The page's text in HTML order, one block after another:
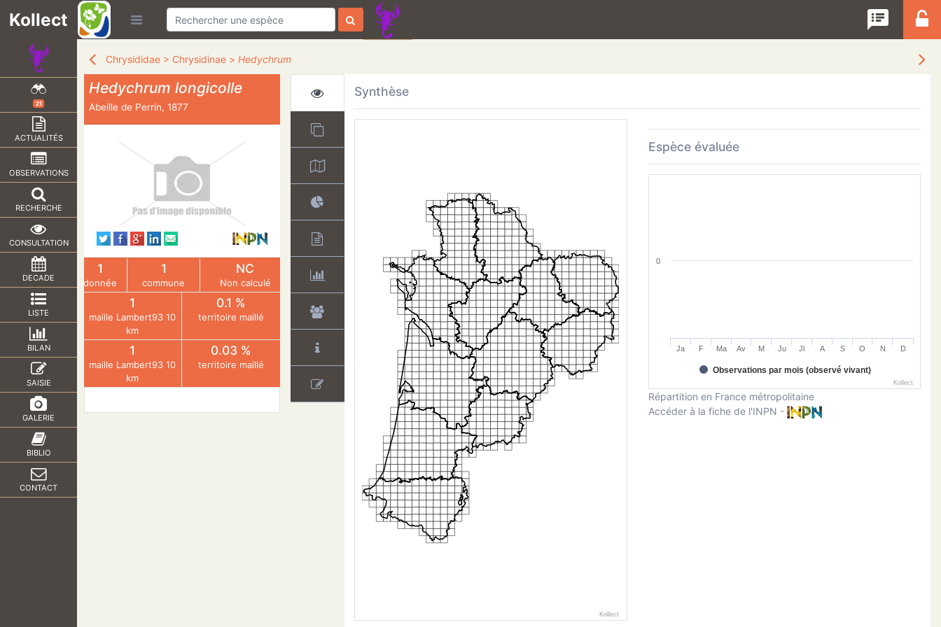
speaker_notes
Kollect
21
ACTUALITÉS
OBSERVATIONS
RECHERCHE
CONSULTATION
DECADE
LISTE
BILAN
SAISIE
GALERIE
BIBLIO
CONTACT
Chrysididae > Chrysidinae > Hedychrum
Hedychrum longicolle
Abeille de Perrin, 1877
1
donnée
1
commune
NC
Non calculé
1
maille Lambert93 10
km
0.1 %
territoire maillé
1
maille Lambert93 10
km
0.03 %
territoire maillé
Synthèse
Kollect
Espèce évaluée
Observations par mois (observé vivant)
Ja F Ma Av M Ju Jl A S O N D
0
Kollect
Répartition en France métropolitaine
Accéder à la fiche de l'INPN -